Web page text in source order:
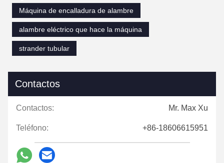
Máquina de encalladura de alambre
alambre eléctrico que hace la máquina
strander tubular
Contactos
Contactos: Mr. Max Xu
Teléfono: +86-18606615951